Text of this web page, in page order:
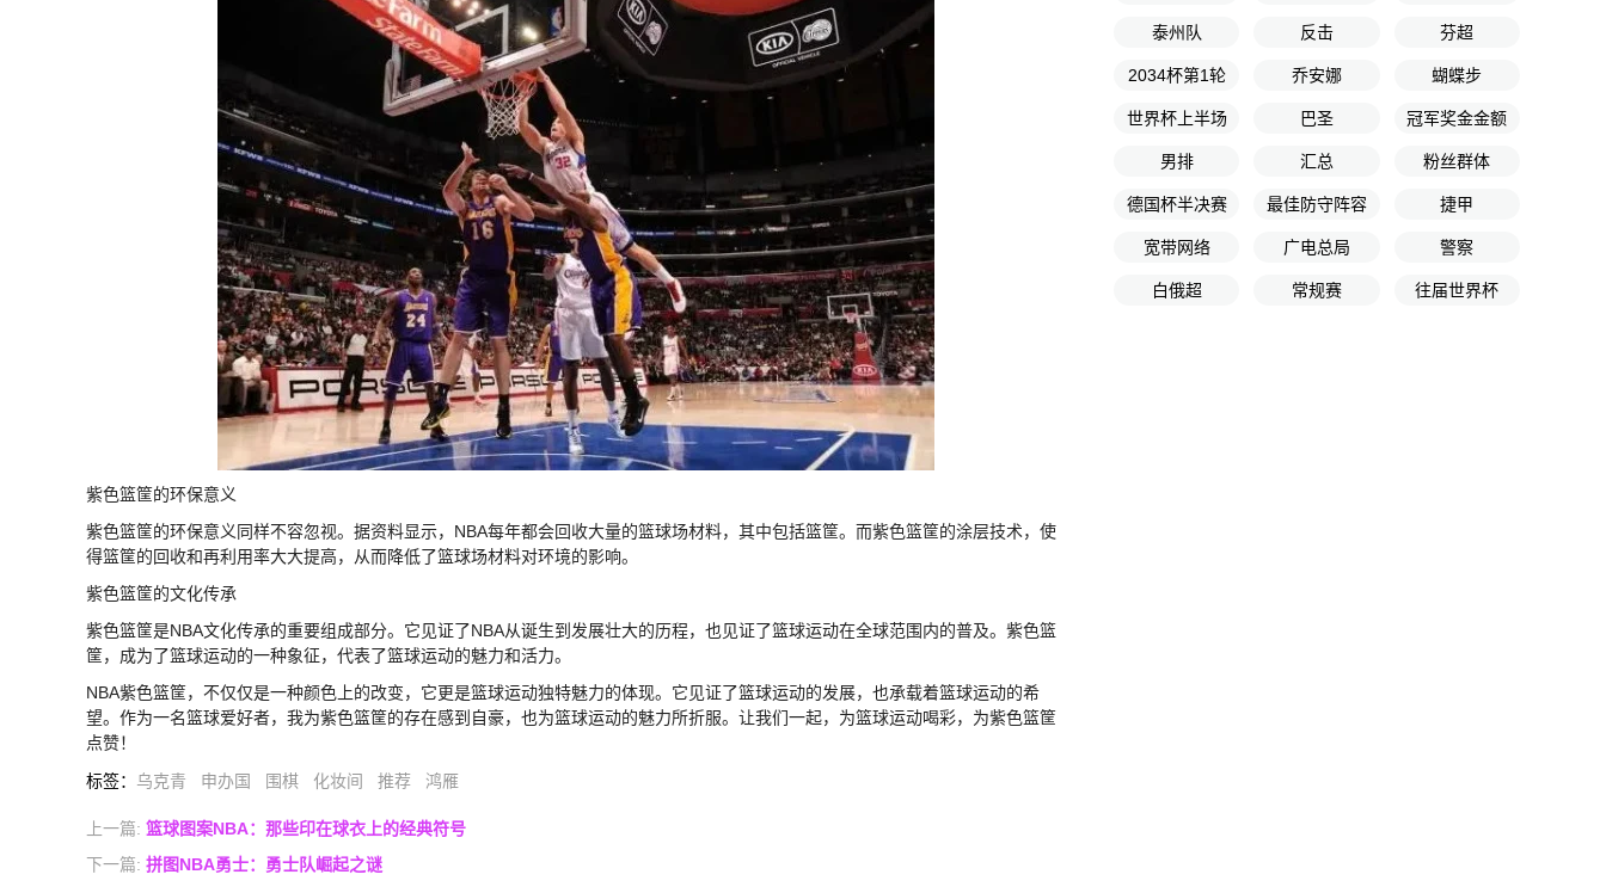
紫色篮筐的环保意义
紫色篮筐的环保意义同样不容忽视。据资料显示，NBA每年都会回收大量的篮球场材料，其中包括篮筐。而紫色篮筐的涂层技术，使
得篮筐的回收和再利用率大大提高，从而降低了篮球场材料对环境的影响。
紫色篮筐的文化传承
紫色篮筐是NBA文化传承的重要组成部分。它见证了NBA从诞生到发展壮大的历程，也见证了篮球运动在全球范围内的普及。紫色篮
筐，成为了篮球运动的一种象征，代表了篮球运动的魅力和活力。
NBA紫色篮筐，不仅仅是一种颜色上的改变，它更是篮球运动独特魅力的体现。它见证了篮球运动的发展，也承载着篮球运动的希
望。作为一名篮球爱好者，我为紫色篮筐的存在感到自豪，也为篮球运动的魅力所折服。让我们一起，为篮球运动喝彩，为紫色篮筐
点赞！
标签： 乌克青 申办国 围棋 化妆间 推荐 鸿雁
上一篇: 篮球图案NBA：那些印在球衣上的经典符号
下一篇: 拼图NBA勇士：勇士队崛起之谜
泰州队 反击 芬超
2034杯第1轮 乔安娜 蝴蝶步
世界杯上半场 巴圣 冠军奖金金额
男排 汇总 粉丝群体
德国杯半决赛 最佳防守阵容 捷甲
宽带网络 广电总局 警察
白俄超 常规赛 往届世界杯